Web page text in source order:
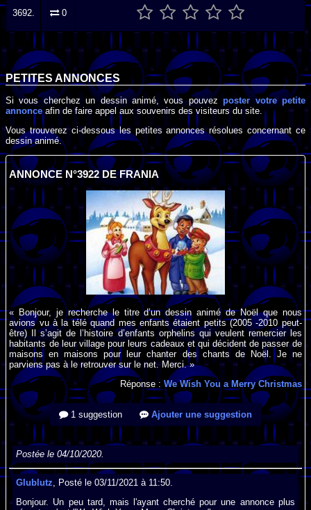
3692. 0
PETITES ANNONCES
Si vous cherchez un dessin animé, vous pouvezposter votre petite
annonceafin de faire appel aux souvenirs des visiteurs du site.
Vous trouverez ci-dessous les petites annonces résolues concernant ce
dessin animé.
ANNONCE N°3922 DE FRANIA
« Bonjour, je recherche le titre d’un dessin animé de Noël que nous
avions vu à la télé quand mes enfants étaient petits (2005 -2010 peut-
être) Il s’agit de l’histoire d’enfants orphelins qui veulent remercier les
habitants de leur village pour leurs cadeaux et qui décident de passer de
maisons en maisons pour leur chanter des chants de Noël. Je ne
parviens pas à le retrouver sur le net. Merci. »
Réponse : We Wish You a Merry Christmas
1 suggestion Ajouter une suggestion
Postée le 04/10/2020.
Glublutz , Posté le 03/11/2021 à 11:50.
Bonjour. Un peu tard, mais l'ayant cherché pour une annonce plus